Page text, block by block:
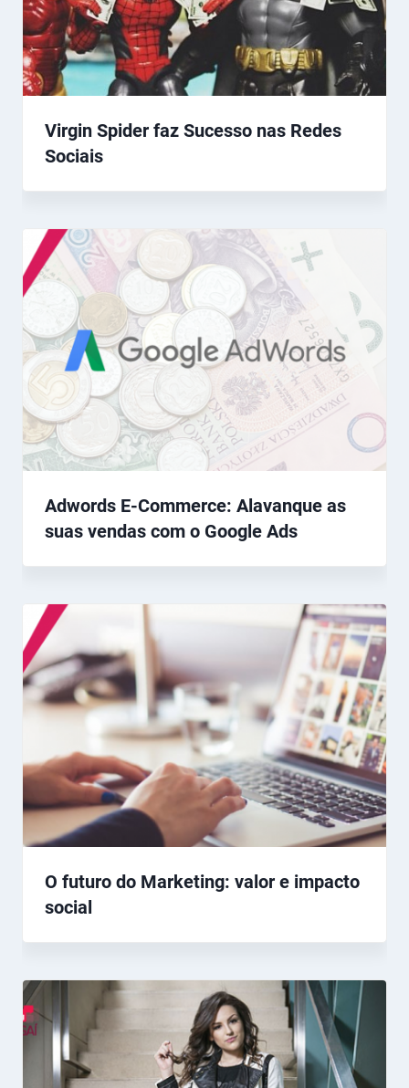
Virgin Spider faz Sucesso nas Redes
Sociais
Adwords E-Commerce: Alavanque as
suas vendas com o Google Ads
O futuro do Marketing: valor e impacto
social